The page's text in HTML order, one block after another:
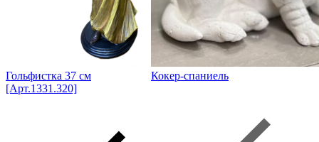
Гольфистка 37 см
[Арт.1331.320]
Кокер-спаниель